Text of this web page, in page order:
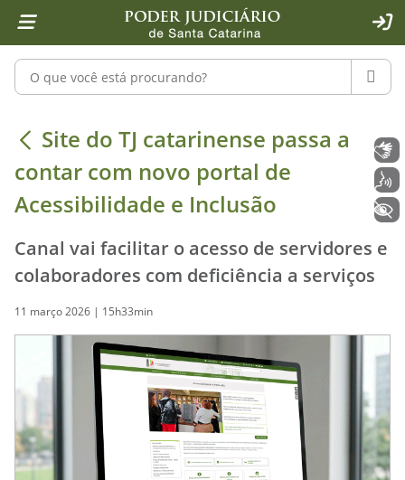
1 Ir para o conteúdo
2 Ir para a ferramenta de acessibilidade - Rybená
4 Ir para o menu principal
5 Ir para a pesquisa
6 Ir para o rodapé
7 Ir para a página inicial
Pesquisar no portal
Site do TJ catarinense passa a
Site do TJ catarinense passa a
contar com novo portal de
Acessibilidade e Inclusão
Canal vai facilitar o acesso de servidores e
colaboradores com deficiência a serviços
11 março 2026 | 15h33min
Libras
+ Acessibilidade